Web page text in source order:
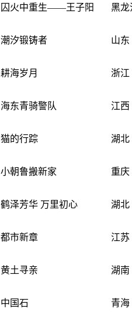
囚火中重生——王子阳 黑龙
潮汐锻铸者 山东
耕海岁月 浙江
海东青骑警队 江西
猫的行踪 湖北
小朝鲁搬新家 重庆
鹤泽芳华 万里初心 湖北
都市新章 江苏
黄土寻亲 湖南
中国石 青海